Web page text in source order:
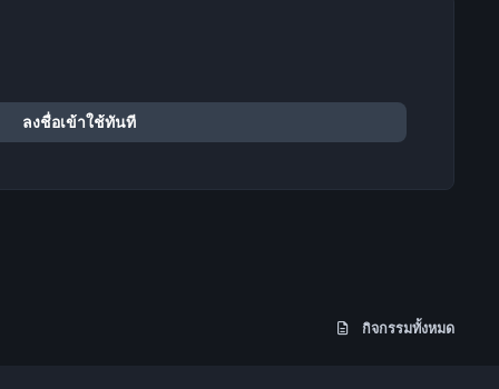
ลงชื่อเข้าใช้ทันที
กิจกรรมทั้งหมด